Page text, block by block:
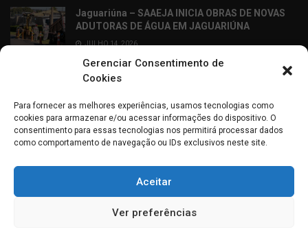
Gerenciar Consentimento de
Cookies
Para fornecer as melhores experiências, usamos tecnologias como
cookies para armazenar e/ou acessar informações do dispositivo. O
consentimento para essas tecnologias nos permitirá processar dados
como comportamento de navegação ou IDs exclusivos neste site.
Aceitar
Ver preferências
Jaguariúna – SAAEJA INICIA OBRAS DE NOVAS
ADUTORAS DE ÁGUA EM JAGUARIÚNA
JULHO 14, 2026
Ribeirão Preto – Professor Alfabetizador chega
às salas de aula dos 2º anos da rede municipal
JULHO 14, 2026
Entre em contato